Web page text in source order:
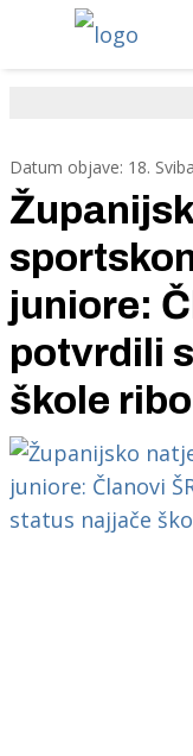
Datum objave: 18.
juniore:
potvrdili
škole